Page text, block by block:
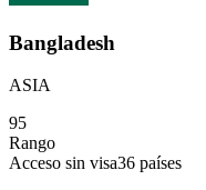
Bangladesh
ASIA
95
Rango
Acceso sin visa36 países